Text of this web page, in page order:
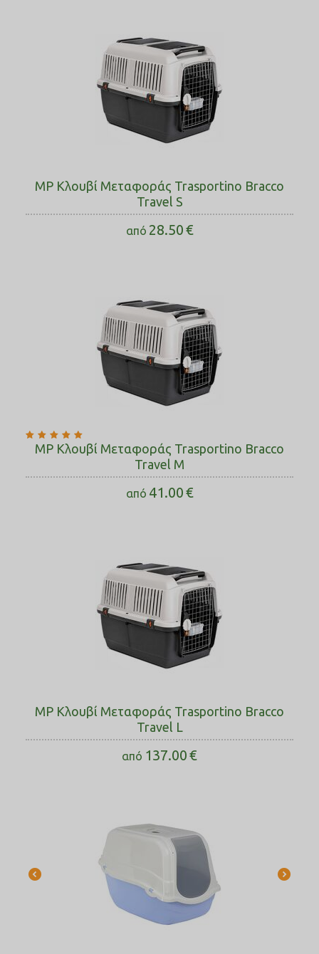
MP Κλουβί Μεταφοράς Trasportino Bracco
Travel S
από 28.50€
MP Κλουβί Μεταφοράς Trasportino Bracco
Travel M
από 41.00€
MP Κλουβί Μεταφοράς Trasportino Bracco
Travel L
από 137.00€